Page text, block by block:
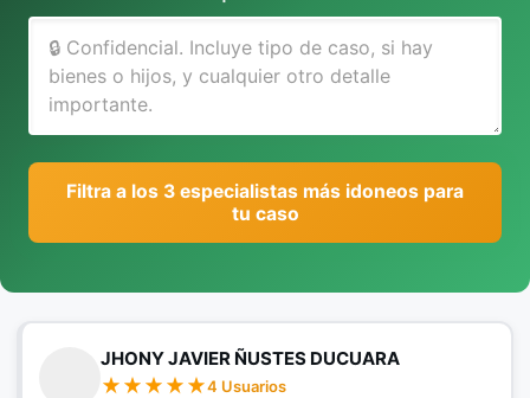
Filtra a los 3 especialistas más idoneos para
tu caso
JHONY JAVIER ÑUSTES DUCUARA
4 Usuarios